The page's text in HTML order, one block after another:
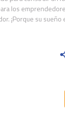
los
¡Porque su